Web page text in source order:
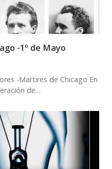
-1º de Mayo
-Martires de Chicago En
de...